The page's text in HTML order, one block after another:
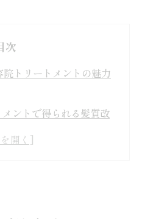
次
トリートメントの魅力
ントで得られる髪質改